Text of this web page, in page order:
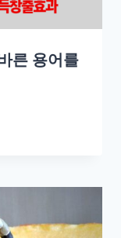
른 용어를